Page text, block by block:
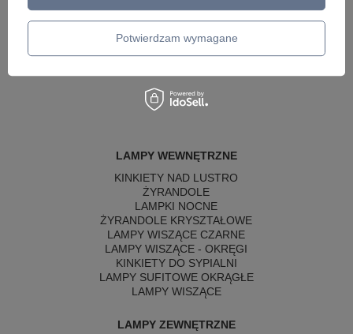
Wyślij opinię
LAMPY WEWNĘTRZNE
KINKIETY NAD LUSTRO
ŻYRANDOLE
LAMPKI NOCNE
ŻYRANDOLE KRYSZTAŁOWE
LAMPY WISZĄCE CZARNE
LAMPY WISZĄCE - OKRĘGI
KINKIETY DO SYPIALNI
LAMPY SUFITOWE OKRĄGŁE
LAMPY WISZĄCE
LAMPY ZEWNĘTRZNE
Potwierdzam wymagane